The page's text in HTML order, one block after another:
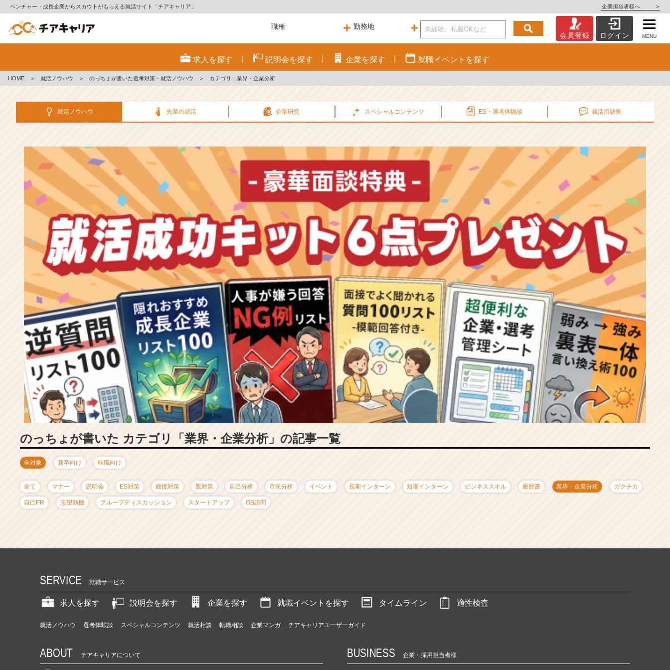
ベンチャー・成長企業からスカウトがもらえる就活サイト「チアキャリア」 企業担当者様へ >
策・
就
ノ
ハ
記
事
|
ベ
ン
チ
ー・
成
長
企
業
か
ら
カ
ウ
ト
が
届
く
就
サ
イ
ト
チ
キ
ャ
リ
ア
（C
h
e
e
r）
会員登録 ログイン MENU
求人を探す 説明会を探す 企業を探す 就職イベント を探す
HOME ＞ 就活ノウハウ ＞ のっちょが書いた選考対策・就活ノウハウ ＞ カテゴリ：業界・企業分析
就活ノウハウ 先輩の就活 企業研究 スペシャルコンテンツ ES・選考体験談 就活用語集
のっちょが書いた カテゴリ「業界・企業分析」の記事一覧
全対象 新卒向け 転職向け
全て マナー 説明会 ES対策 面接対策 親対策 自己分析 市況分析 イベント 長期インターン 短期インターン ビジネススキル 履歴書 業界・企業分析 ガクチカ
自己PR 志望動機 グループディスカッション スタートアップ OB訪問
SERVICE 就職サービス
求人を探す 説明会を探す 企業を探す 就職イベントを探す タイムライン 適性検査
就活ノウハウ 選考体験談 スペシャルコンテンツ 就活相談 転職相談 企業マンガ チアキャリアユーザーガイド
ABOUT チアキャリアについて BUSINESS 企業・採用担当者様